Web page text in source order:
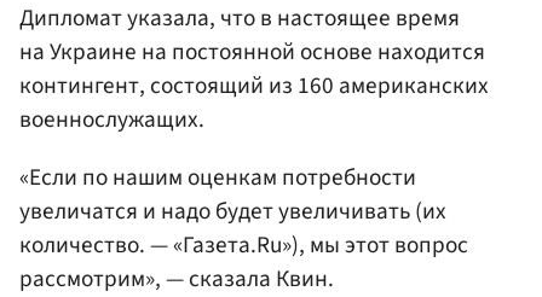
Дипломат указала, что в настоящее время
на Украине на постоянной основе находится
контингент, состоящий из 160 американских
военнослужащих.
«Если по нашим оценкам потребности
увеличатся и надо будет увеличивать (их
количество. — «Газета.Ru»), мы этот вопрос
рассмотрим», — сказала Квин.